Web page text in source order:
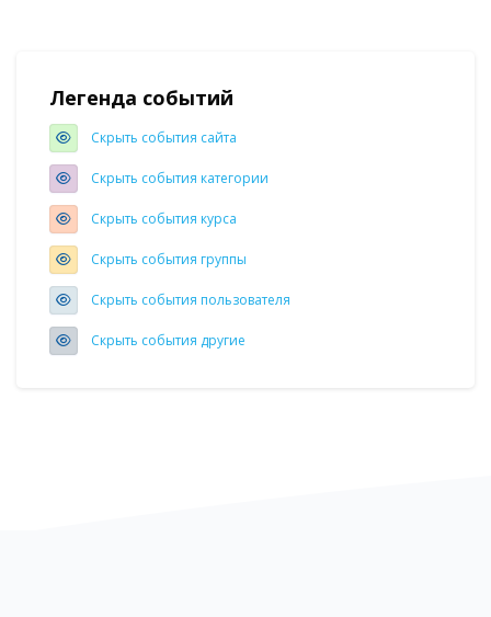
Пропустить Легенда событий
Легенда событий
Скрыть события сайта
Скрыть события категории
Скрыть события курса
Скрыть события группы
Скрыть события пользователя
Скрыть события другие